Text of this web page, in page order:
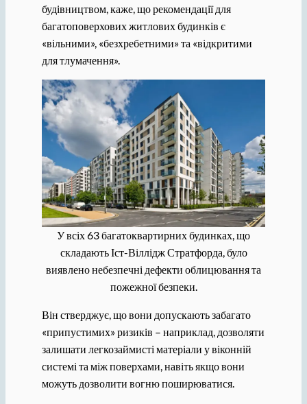
будівництвом, каже, що рекомендації для
багатоповерхових житлових будинків є
«вільними», «безхребетними» та «відкритими
для тлумачення».
У всіх 63 багатоквартирних будинках, що
складають Іст-Віллідж Стратфорда, було
виявлено небезпечні дефекти облицювання та
пожежної безпеки.
Він стверджує, що вони допускають забагато
«припустимих» ризиків – наприклад, дозволяти
залишати легкозаймисті матеріали у віконній
системі та між поверхами, навіть якщо вони
можуть дозволити вогню поширюватися.